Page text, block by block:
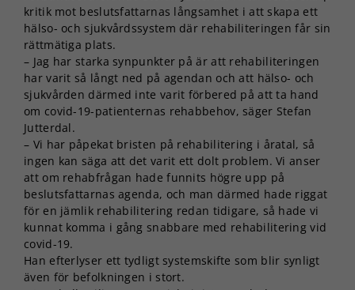
kritik mot beslutsfattarnas långsamhet i att skapa ett
hälso- och sjukvårdssystem där rehabiliteringen får sin
rättmätiga plats.
– Jag har starka synpunkter på är att rehabiliteringen
har varit så långt ned på agendan och att hälso- och
sjukvården därmed inte varit förbered på att ta hand
om covid-19-patienternas rehabbehov, säger Stefan
Jutterdal.
– Vi har påpekat bristen på rehabilitering i åratal, så
ingen kan säga att det varit ett dolt problem. Vi anser
att om rehabfrågan hade funnits högre upp på
beslutsfattarnas agenda, och man därmed hade riggat
för en jämlik rehabilitering redan tidigare, så hade vi
kunnat komma i gång snabbare med rehabilitering vid
covid-19.
Han efterlyser ett tydligt systemskifte som blir synligt
även för befolkningen i stort.